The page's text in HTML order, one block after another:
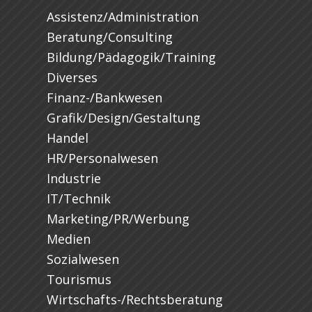
Assistenz/Administration
Beratung/Consulting
Bildung/Pädagogik/Training
Diverses
Finanz-/Bankwesen
Grafik/Design/Gestaltung
Handel
HR/Personalwesen
Industrie
IT/Technik
Marketing/PR/Werbung
Medien
Sozialwesen
Tourismus
Wirtschafts-/Rechtsberatung